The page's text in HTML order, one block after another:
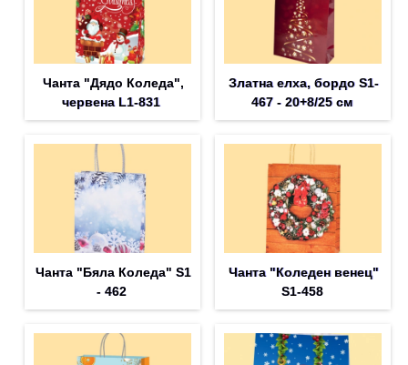
Чанта "Дядо Коледа",
червена L1-831
Златна елха, бордо S1-
467 - 20+8/25 см
Чанта "Бяла Коледа" S1
- 462
Чанта "Коледен венец"
S1-458